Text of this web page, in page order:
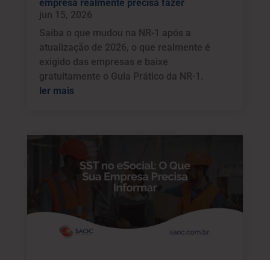
empresa realmente precisa fazer
jun 15, 2026
Saiba o que mudou na NR-1 após a
atualização de 2026, o que realmente é
exigido das empresas e baixe
gratuitamente o Guia Prático da NR-1.
ler mais